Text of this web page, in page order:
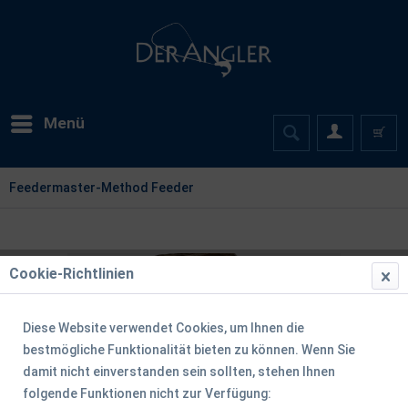
Menü
Feedermaster-Method Feeder
Cookie-Richtlinien
Diese Website verwendet Cookies, um Ihnen die
bestmögliche Funktionalität bieten zu können. Wenn Sie
damit nicht einverstanden sein sollten, stehen Ihnen
folgende Funktionen nicht zur Verfügung: